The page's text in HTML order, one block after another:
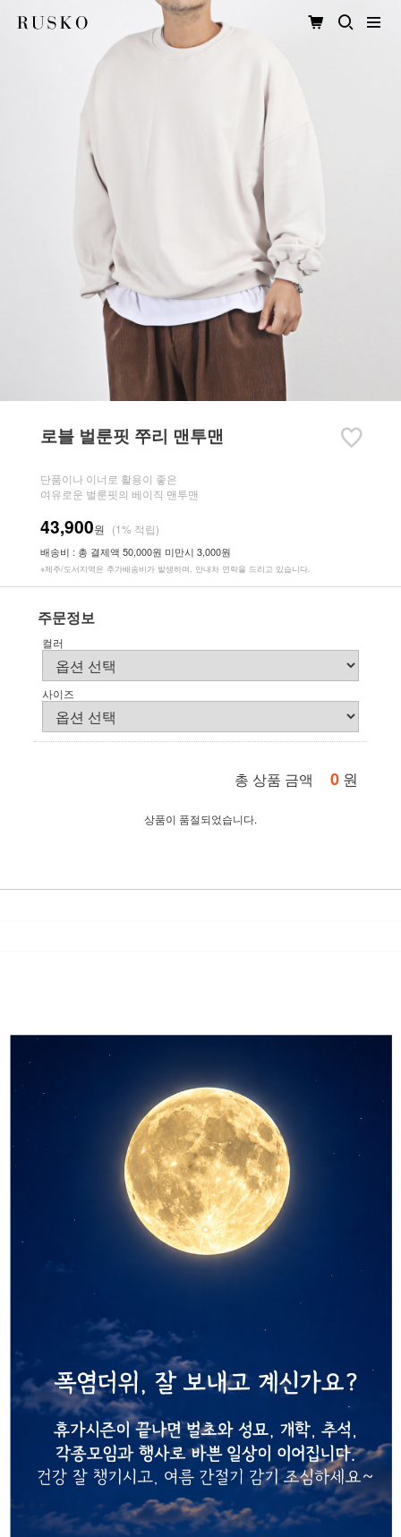
로블 벌룬핏 쭈리 맨투맨
단품이나 이너로 활용이 좋은
여유로운 벌룬핏의 베이직 맨투맨
43,900원 (1% 적립)
배송비 : 총 결제액 50,000원 미만시 3,000원
※제주/도서지역은 추가배송비가 발생하며, 안내차 연락을 드리고 있습니다.
주문정보
컬러
사이즈
총 상품 금액 0 원
상품이 품절되었습니다.